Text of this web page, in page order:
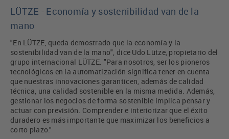
LÜTZE - Economía y sostenibilidad van de la
mano
"En LÜTZE, queda demostrado que la economía y la
sostenibilidad van de la mano", dice Udo Lütze, propietario del
grupo internacional LÜTZE. "Para nosotros, ser los pioneros
tecnológicos en la automatización significa tener en cuenta
que nuestras innovaciones garanticen, además de calidad
técnica, una calidad sostenible en la misma medida. Además,
gestionar los negocios de forma sostenible implica pensar y
actuar con previsión. Comprender e interiorizar que el éxito
duradero es más importante que maximizar los beneficios a
corto plazo."